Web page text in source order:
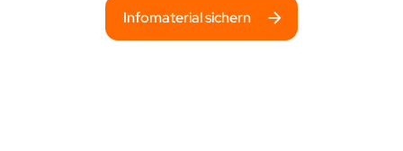
Infomaterial sichern